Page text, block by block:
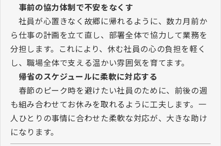
事前の協力体制で不安をなくす
社員が心置きなく故郷に帰れるように、数カ月前か
ら仕事の計画を立て直し、部署全体で協力して業務を
分担します。これにより、休む社員の心の負担を軽く
し、職場全体で支える温かい雰囲気を育てます。
帰省のスケジュールに柔軟に対応する
春節のピーク時を避けたい社員のために、前後の週
も組み合わせてお休みを取れるように工夫します。一
人ひとりの事情に合わせた柔軟な対応が、大きな助け
になります。